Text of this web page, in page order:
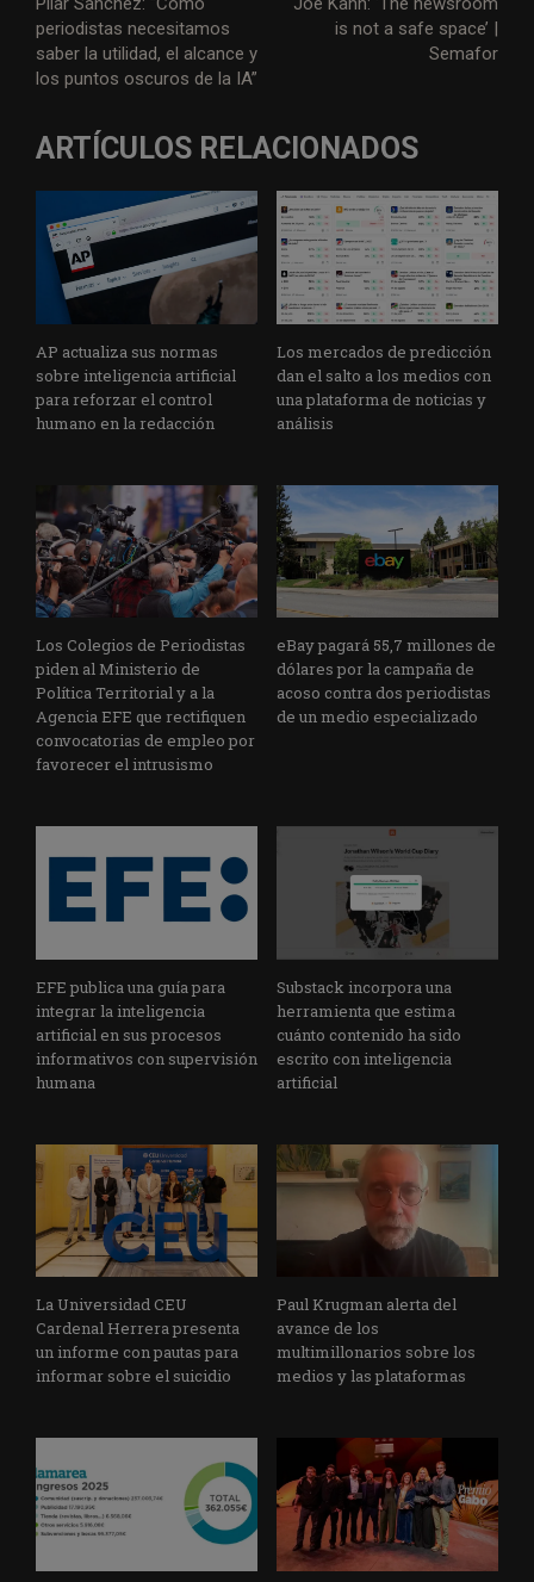
t
e
b
o
k
e
d
n
s
A
p
r
m
l
a
periodistas necesitamos
saber la utilidad, el alcance y
los puntos oscuros de la IA”
is not a safe space’ |
Semafor
ARTÍCULOS RELACIONADOS
AP actualiza sus normas
sobre inteligencia artificial
para reforzar el control
humano en la redacción
Los mercados de predicción
dan el salto a los medios con
una plataforma de noticias y
análisis
Los Colegios de Periodistas
piden al Ministerio de
Política Territorial y a la
Agencia EFE que rectifiquen
convocatorias de empleo por
favorecer el intrusismo
eBay pagará 55,7 millones de
dólares por la campaña de
acoso contra dos periodistas
de un medio especializado
EFE publica una guía para
integrar la inteligencia
artificial en sus procesos
informativos con supervisión
humana
Substack incorpora una
herramienta que estima
cuánto contenido ha sido
escrito con inteligencia
artificial
La Universidad CEU
Cardenal Herrera presenta
un informe con pautas para
informar sobre el suicidio
Paul Krugman alerta del
avance de los
multimillonarios sobre los
medios y las plataformas